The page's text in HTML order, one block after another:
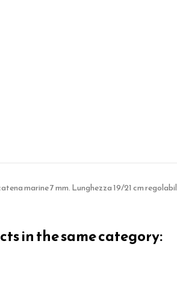
marine 7 mm. Lunghezza 19/21 cm
in the same category: